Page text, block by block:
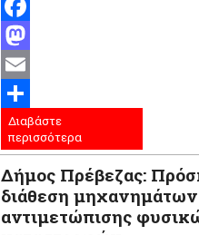
Facebook
Mastodon
Email
Μοιραστείτε
Διαβάστε
περισσότερα
Δήμος Πρέβεζας:
διάθεση
αντιμετώπισης